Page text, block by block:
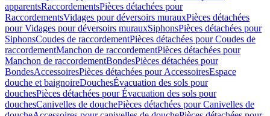
apparentsRaccordementsPièces détachées pour
RaccordementsVidages pour déversoirs murauxPièces détachées
pour Vidages pour déversoirs murauxSiphonsPièces détachées pour
SiphonsCoudes de raccordementPièces détachées pour Coudes de
raccordementManchon de raccordementPièces détachées pour
Manchon de raccordementBondesPièces détachées pour
BondesAccessoiresPièces détachées pour AccessoiresEspace
douche et baignoireDouchesÉvacuation des sols pour
douchesPièces détachées pour Évacuation des sols pour
douchesCanivelles de douchePièces détachées pour Canivelles de